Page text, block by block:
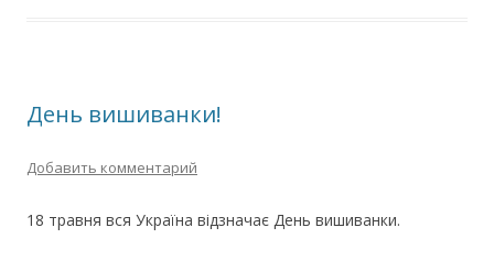
День вишиванки!
Добавить комментарий
18 травня вся Україна відзначає День вишиванки.